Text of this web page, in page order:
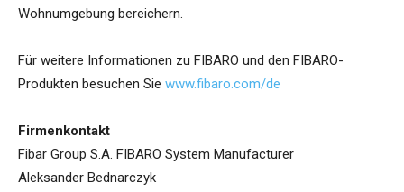
Wohnumgebung bereichern.
Für weitere Informationen zu FIBARO und den FIBARO-
Produkten besuchen Sie www.fibaro.com/de
Firmenkontakt
Fibar Group S.A. FIBARO System Manufacturer
Aleksander Bednarczyk